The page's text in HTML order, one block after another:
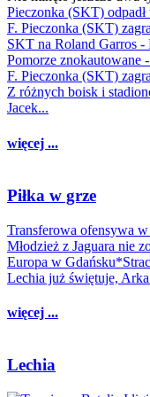
Pieczonka (SKT)
F. Pieczonka (SKT)
SKT na Roland Garros -
Pomorze znokautowane
F. Pieczonka (SKT)
Z różnych boisk i
Jacek...
więcej ...
Piłka w grze
Transferowa ofensywa
Młodzież z Jaguara nie
Europa w
Lechia już świętuje,
więcej ...
Lechia